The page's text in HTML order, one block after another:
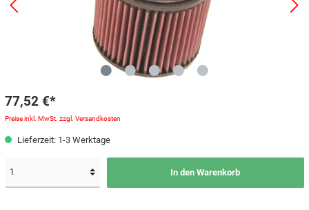
77,52 €*
Preise inkl. MwSt. zzgl. Versandkosten
Lieferzeit: 1-3 Werktage
In den Warenkorb